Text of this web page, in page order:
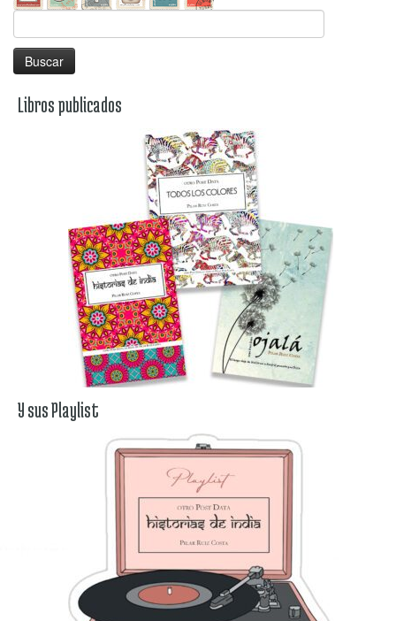
Libros publicados
Y sus Playlist